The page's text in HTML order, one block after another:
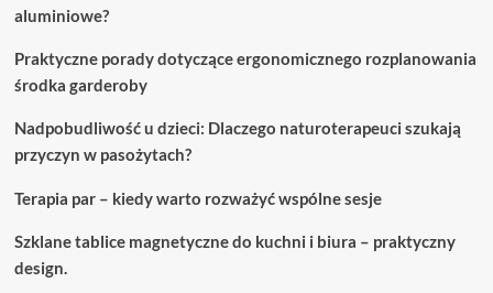
aluminiowe?
Praktyczne porady dotyczące ergonomicznego rozplanowania
środka garderoby
Nadpobudliwość u dzieci: Dlaczego naturoterapeuci szukają
przyczyn w pasożytach?
Terapia par – kiedy warto rozważyć wspólne sesje
Szklane tablice magnetyczne do kuchni i biura – praktyczny
design.